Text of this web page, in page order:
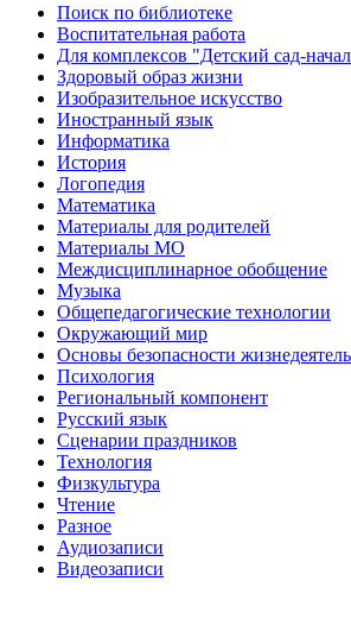
Поиск по библиотеке
Воспитательная работа
Для комплексов "Детский сад-
Здоровый образ жизни
Изобразительное искусство
Иностранный язык
Информатика
История
Логопедия
Математика
Материалы для родителей
Материалы МО
Междисциплинарное обобщение
Музыка
Общепедагогические технологии
Окружающий мир
Основы безопасности
Психология
Региональный компонент
Русский язык
Сценарии праздников
Технология
Физкультура
Чтение
Разное
Аудиозаписи
Видеозаписи